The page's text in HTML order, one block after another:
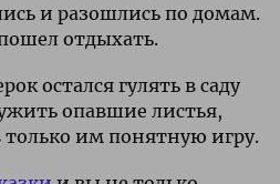
и разошлись по домам.
отдыхать.
остался гулять в саду
опавшие листья,
только им понятную игру.